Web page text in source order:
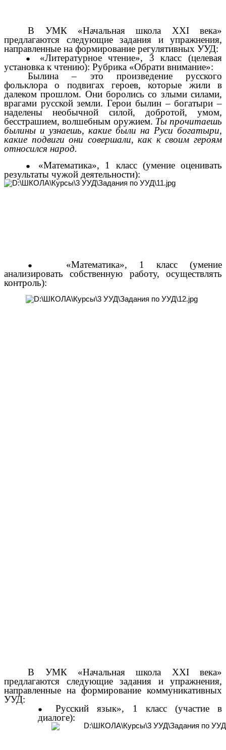
В УМК «Начальная школа XXI века»
предлагаются следующие задания и упражнения,
направленные на формирование регулятивных УУД:
«Литературное чтение», 3 класс (целевая
установка к чтению): Рубрика «Обрати внимание»:
Былина – это произведение русского
фольклора о подвигах героев, которые жили в
далеком прошлом. Они боролись со злыми силами,
врагами русской земли. Герои былин – богатыри –
наделены необычной силой, добротой, умом,
бесстрашием, волшебным оружием. Ты прочитаешь
былины и узнаешь, какие были на Руси богатыри,
какие подвиги они совершали, как к своим героям
относился народ.
«Математика», 1 класс (умение оценивать
результаты чужой деятельности):
«Математика», 1 класс (умение
анализировать собственную работу, осуществлять
контроль):
В УМК «Начальная школа XXI века»
предлагаются следующие задания и упражнения,
направленные на формирование коммуникативных
УУД:
Русский язык», 1 класс (участие в
диалоге):